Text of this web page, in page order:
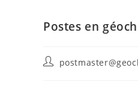
Postes en